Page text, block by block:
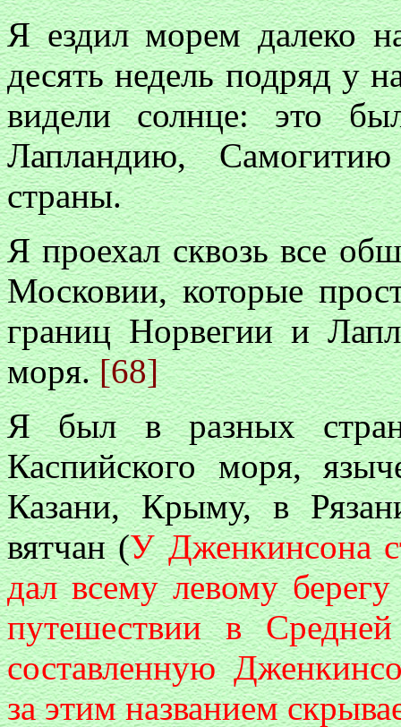
Я ездил морем далеко
десять недель подряд у
видели солнце: это
Лапландию,
страны.
Я проехал сквозь все
Московии, которые
границ Норвегии и
моря.[68]
Я был в разных
Каспийского моря,
Казани, Крыму, в
вятчан (У Дженкинсона
дал всему левому
путешествии в
составленную
за этим названием